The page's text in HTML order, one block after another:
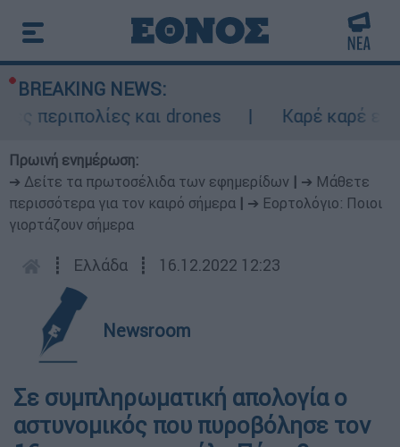
BREAKING NEWS:
περιπολίες και drones
Καρέ καρέ
Πρωινή ενημέρωση:
➔ Δείτε τα πρωτοσέλιδα των εφημερίδων
➔ Μάθετε
περισσότερα για τον καιρό σήμερα
➔ Εορτολόγιο: Ποιοι
γιορτάζουν σήμερα
┋ Ελλάδα ┋ 16.12.2022 12:23
Newsroom
Σε συμπληρωματική απολογία ο
αστυνομικός που πυροβόλησε τον